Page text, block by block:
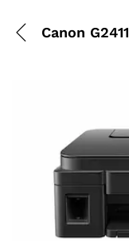
Canon G2411